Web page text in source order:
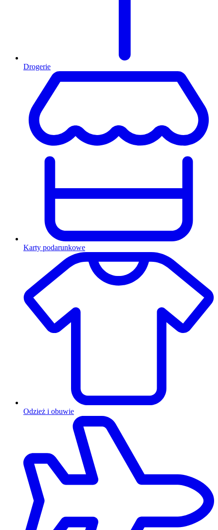
Drogerie
Karty podarunkowe
Odzież i obuwie